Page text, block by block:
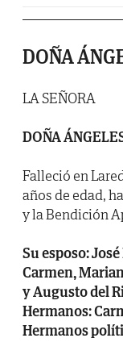
DOÑA
LA SEÑORA
DOÑA
Falleció en
años de edad,
y la Bendición
Su esposo:
Carmen,
y Augusto del
Hermanos:
Hermanos